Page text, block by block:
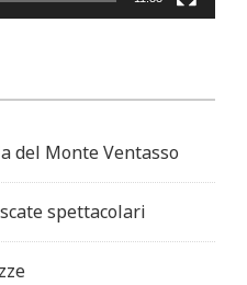
del Monte Ventasso
spettacolari